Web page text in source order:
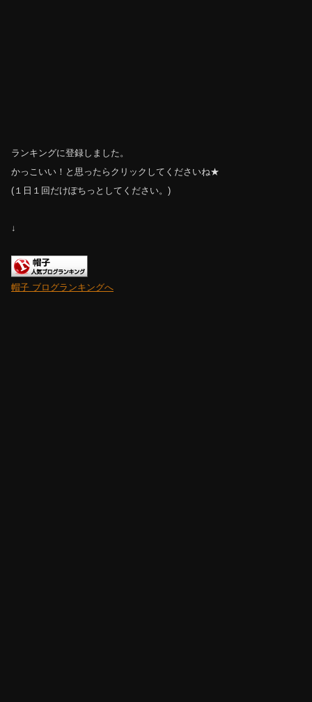
ランキングに登録しました。
かっこいい！と思ったらクリックしてくださいね★
(１日１回だけぽちっとしてください。)
↓
帽子 ブログランキングへ